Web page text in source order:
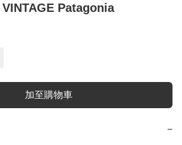
VINTAGE Patagonia
加至購物車
−